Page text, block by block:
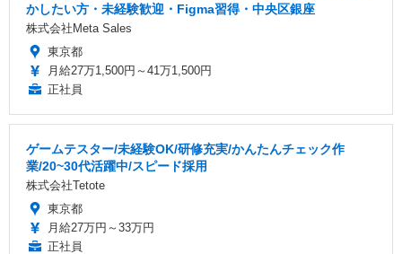
かしたい方・未経験歓迎・Figma習得・中央区銀座
株式会社Meta Sales
東京都
月給27万1,500円～41万1,500円
正社員
ゲームテスター/未経験OK/研修充実/かんたんチェック作
業/20~30代活躍中/スピード採用
株式会社Tetote
東京都
月給27万円～33万円
正社員